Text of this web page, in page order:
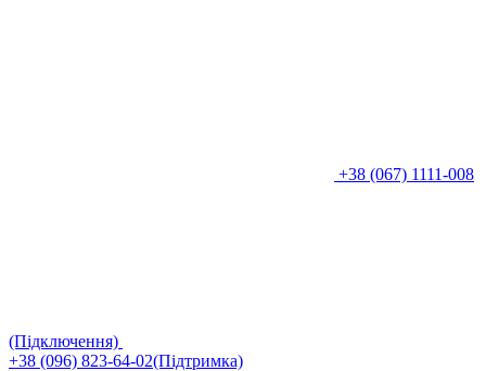
+38 (067) 1111-008
(Підключення)
+38 (096) 823-64-02(Підтримка)